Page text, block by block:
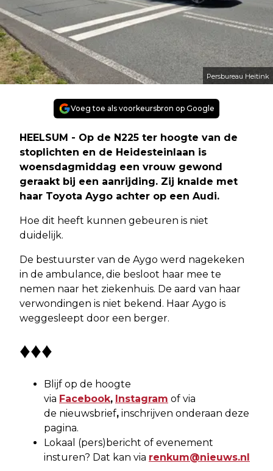
Persbureau Heitink
Voeg toe als voorkeursbron op Google
HEELSUM - Op de N225 ter hoogte van de
stoplichten en de Heidesteinlaan is
woensdagmiddag een vrouw gewond
geraakt bij een aanrijding. Zij knalde met
haar Toyota Aygo achter op een Audi.
Hoe dit heeft kunnen gebeuren is niet
duidelijk.
De bestuurster van de Aygo werd nagekeken
in de ambulance, die besloot haar mee te
nemen naar het ziekenhuis. De aard van haar
verwondingen is niet bekend. Haar Aygo is
weggesleept door een berger.
♦♦♦
Blijf op de hoogte
via Facebook, Instagram of via
de nieuwsbrief, inschrijven onderaan deze
pagina.
Lokaal (pers)bericht of evenement
insturen? Dat kan via renkum@nieuws.nl